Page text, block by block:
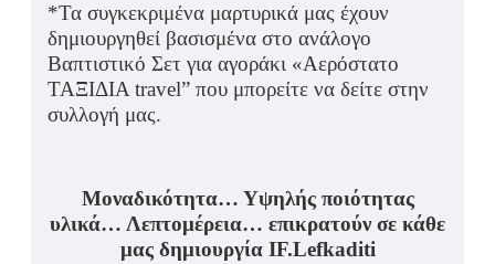
*Τα συγκεκριμένα μαρτυρικά μας έχουν
δημιουργηθεί βασισμένα στο ανάλογο
Βαπτιστικό Σετ για αγοράκι «Αερόστατο
ΤΑΞΙΔΙΑ travel” που μπορείτε να δείτε στην
συλλογή μας.
Μοναδικότητα… Υψηλής ποιότητας
υλικά… Λεπτομέρεια… επικρατούν σε κάθε
μας δημιουργία IF.Lefkaditi